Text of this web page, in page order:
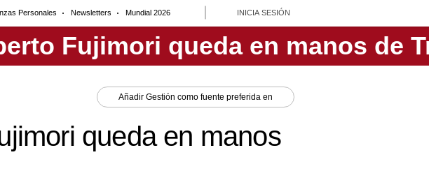
Personales Newsletters Mundial 2026 INICIA SESIÓN
Añadir Gestión como fuente preferida en
queda en manos